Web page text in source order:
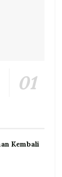
Kembali